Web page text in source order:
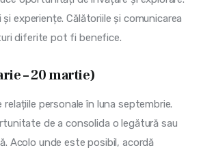
și experiențe. Călătoriile și comunicarea
diferite pot fi benefice.
– 20 martie)
personale în luna septembrie.
de a consolida o legătură sau
Acolo unde este posibil, acordă